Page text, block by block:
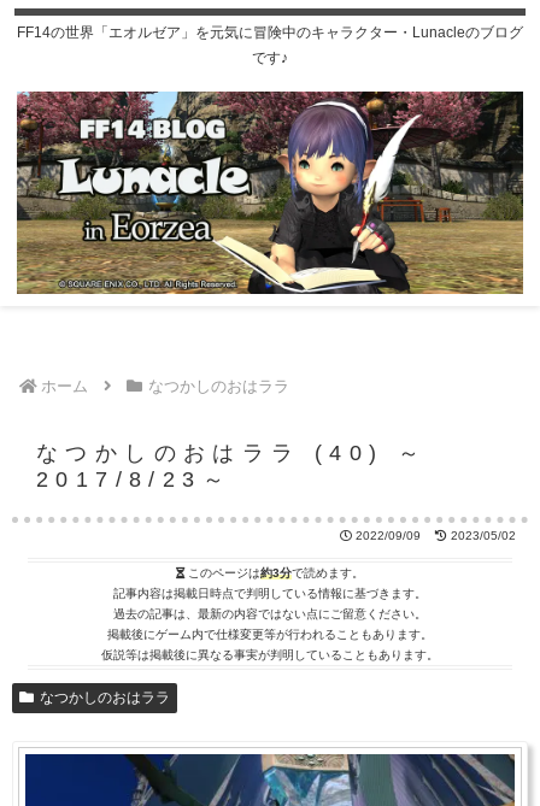
FF14の世界「エオルゼア」を元気に冒険中のキャラクター・Lunacleのブログ
です♪
ホーム なつかしのおはララ
なつかしのおはララ (40) ～
2017/8/23～
2022/09/09 2023/05/02
このページは約3分で読めます。
記事内容は掲載日時点で判明している情報に基づきます。
過去の記事は、最新の内容ではない点にご留意ください。
掲載後にゲーム内で仕様変更等が行われることもあります。
仮説等は掲載後に異なる事実が判明していることもあります。
なつかしのおはララ